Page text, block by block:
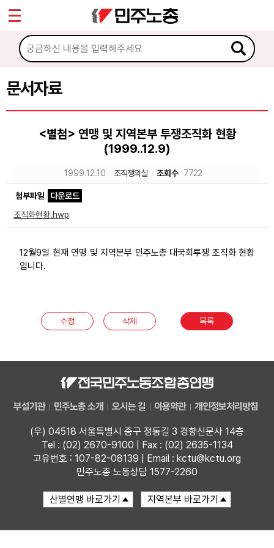
문서자료
<별첨> 연맹 및 지역본부 투쟁조직화 현황
(1999..12.9)
1999.12.10 조직쟁의실 조회수 7722
첨부파일
다운로드
조직화현황.hwp
12월9일 현재 연맹 및 지역본부 민주노총 대국회투쟁 조직화 현황
입니다.
수정 삭제 목록
부설기관 민주노총 소개 오시는 길 이용약관 개인정보처리방침
(우) 04518 서울특별시 중구 정동길 3 경향신문사 14층
Tel : (02) 2670-9100 | Fax : (02) 2635-1134
고유번호 : 107-82-08139 | Email : kctu@kctu.org
민주노총 노동상담 1577-2260
마이페이지
소개
소식
문서자료
이미지자료
카드뉴스
Sketchbook5, 스케치북5
Sketchbook5, 스케치북5